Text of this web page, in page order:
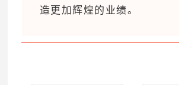
造更加辉煌的业绩。